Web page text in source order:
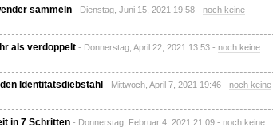
sammeln - Dienstag, Juni 15, 2021 19:58 - noch keine
als verdoppelt - Donnerstag, April 22, 2021 13:53 - noch keine
Identitätsdiebstahl - Mittwoch, April 7, 2021 19:46 - noch keine
in 7 Schritten - Donnerstag, Februar 4, 2021 21:09 - noch keine